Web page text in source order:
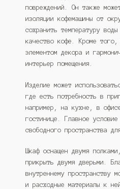
повреждений. Он также
изоляции кофемашины от
сохранить температуру
качество кофе. Кроме того,
элементом декора и
интерьер помещения.
Изделие может
где есть потребность в
например, на кухне, в
гостинице. Главное
свободного пространства
Шкаф оснащен двумя
прикрыть двумя дверьми.
внутреннему пространству
и расходные материалы к